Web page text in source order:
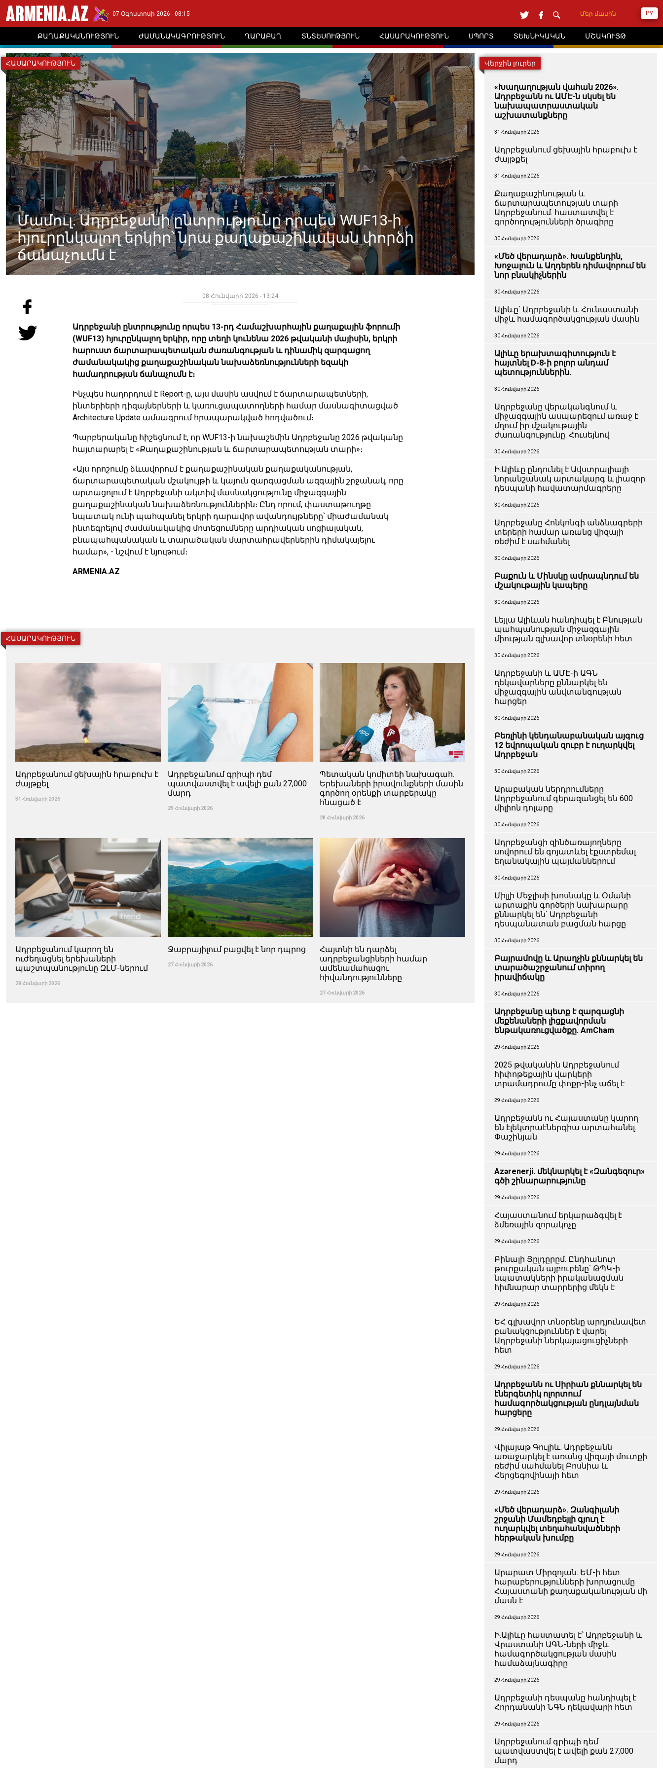
07 Օգոստոսի 2026 - 08:15 РУ
Մեր մասին
ՔԱՂԱՔԱԿԱՆՈՒԹՅՈՒՆ ԺԱՄԱՆԱԿԱԳՐՈՒԹՅՈՒՆ ՂԱՐԱԲԱՂ ՏՆՏԵՍՈՒԹՅՈՒՆ ՀԱՍԱՐԱԿՈՒԹՅՈՒՆ ՍՊՈՐՏ ՏԵԽՆԻԿԱԿԱՆ ՄՇԱԿՈՒՅԹ
Մամուլ. Ադրբեջանի ընտրությունը որպես WUF13-ի
հյուրընկալող երկիր՝ նրա քաղաքաշինական փորձի
ճանաչումն է
ՀԱՍԱՐԱԿՈՒԹՅՈՒՆ
08 Հունվարի 2026 - 13:24
Ադրբեջանի ընտրությունը որպես 13-րդ Համաշխարհային քաղաքային ֆորումի
(WUF13) հյուրընկալող երկիր, որը տեղի կունենա 2026 թվականի մայիսին, երկրի
հարուստ ճարտարապետական ժառանգության և դինամիկ զարգացող
ժամանակակից քաղաքաշինական նախաձեռնությունների եզակի
համադրության ճանաչումն է։
Ինչպես հաղորդում է Report-ը, այս մասին ասվում է ճարտարապետների,
ինտերիերի դիզայներների և կառուցապատողների համար մասնագիտացված
Architecture Update ամսագրում հրապարակված հոդվածում։
Պարբերականը հիշեցնում է, որ WUF13-ի նախաշեմին Ադրբեջանը 2026 թվականը
հայտարարել է «Քաղաքաշինության և ճարտարապետության տարի»։
«Այս որոշումը ձևավորում է քաղաքաշինական քաղաքականության,
ճարտարապետական մշակույթի և կայուն զարգացման ազգային շրջանակ, որը
արտացոլում է Ադրբեջանի ակտիվ մասնակցությունը միջազգային
քաղաքաշինական նախաձեռնություններին։ Ընդ որում, փաստաթուղթը
նպատակ ունի պահպանել երկրի դարավոր ավանդույթները՝ միաժամանակ
ինտեգրելով ժամանակակից մոտեցումները արդիական սոցիալական,
բնապահպանական և տարածական մարտահրավերներին դիմակայելու
համար», - նշվում է նյութում։
ARMENIA.AZ
ՀԱՍԱՐԱԿՈՒԹՅՈՒՆ
Ադրբեջանում ցեխային հրաբուխ է
ժայթքել
31 Հունվարի 2026
Ադրբեջանում գրիպի դեմ
պատվաստվել է ավելի քան 27,000
մարդ
29 Հունվարի 2026
Պետական ​​կոմիտեի նախագահ.
Երեխաների իրավունքների մասին
գործող օրենքի տարբերակը
հնացած է
28 Հունվարի 2026
Ադրբեջանում կարող են
ուժեղացնել երեխաների
պաշտպանությունը ԶԼՄ-ներում
28 Հունվարի 2026
Ջաբրայիլում բացվել է նոր դպրոց
27 Հունվարի 2026
Հայտնի են դարձել
ադրբեջանցիների համար
ամենամահացու
հիվանդությունները
27 Հունվարի 2026
Վերջին լուրեր
«Խաղաղության վահան 2026».
Ադրբեջանն ու ԱՄԷ-ն սկսել են
նախապատրաստական ​​
աշխատանքները
31 Հունվարի 2026
Ադրբեջանում ցեխային հրաբուխ է
ժայթքել
31 Հունվարի 2026
Քաղաքաշինության և
ճարտարապետության տարի
Ադրբեջանում. հաստատվել է
գործողությունների ծրագիրը
30 Հունվարի 2026
«Մեծ վերադարձ». Խանքենդին,
Խոջալուն և Աղդերեն դիմավորում են
նոր բնակիչներին
30 Հունվարի 2026
Ալիևը՝ Ադրբեջանի և Հունաստանի
միջև համագործակցության մասին
30 Հունվարի 2026
Ալիևը երախտագիտություն է
հայտնել D-8-ի բոլոր անդամ
պետություններին.
30 Հունվարի 2026
Ադրբեջանը վերականգնում և
միջազգային ասպարեզում առաջ է
մղում իր մշակութային
ժառանգությունը. Հուսեյնով
30 Հունվարի 2026
Ի.Ալիևը ընդունել է Ավստրալիայի
նորանշանակ արտակարգ և լիազոր
դեսպանի հավատարմագրերը
30 Հունվարի 2026
Ադրբեջանը Հոնկոնգի անձնագրերի
տերերի համար առանց վիզայի
ռեժիմ է սահմանել
30 Հունվարի 2026
Բաքուն և Մինսկը ամրապնդում են
մշակութային կապերը
30 Հունվարի 2026
Լեյլա Ալիևան հանդիպել է Բնության
պահպանության միջազգային
միության գլխավոր տնօրենի հետ
30 Հունվարի 2026
Ադրբեջանի և ԱՄԷ-ի ԱԳՆ
ղեկավարները քննարկել են
միջազգային անվտանգության
հարցեր
30 Հունվարի 2026
Բեռլինի կենդանաբանական այգուց
12 եվրոպական զուբր է ուղարկվել
Ադրբեջան
30 Հունվարի 2026
Արաբական ներդրումները
Ադրբեջանում գերազանցել են 600
միլիոն դոլարը
30 Հունվարի 2026
Ադրբեջանցի զինծառայողները
սովորում են գոյատևել էքստրեմալ
եղանակային պայմաններում
30 Հունվարի 2026
Միլլի Մեջլիսի խոսնակը և Օմանի
արտաքին գործերի նախարարը
քննարկել են՝ Ադրբեջանի
դեսպանատան բացման հարցը
30 Հունվարի 2026
Բայրամովը և Արաղչին քննարկել են
տարածաշրջանում տիրող
իրավիճակը
30 Հունվարի 2026
Ադրբեջանը պետք է զարգացնի
մեքենաների լիցքավորման
ենթակառուցվածքը. AmCham
29 Հունվարի 2026
2025 թվականին Ադրբեջանում
հիփոթեքային վարկերի
տրամադրումը փոքր-ինչ աճել է
29 Հունվարի 2026
Ադրբեջանն ու Հայաստանը կարող
են էլեկտրաէներգիա արտահանել.
Փաշինյան
29 Հունվարի 2026
Azərenerji. մեկնարկել է «Զանգեզուր»
գծի շինարարությունը
29 Հունվարի 2026
Հայաստանում երկարաձգվել է
ձմեռային զորակոչը
29 Հունվարի 2026
Բինալի Յըլդըրըմ. Ընդհանուր
թուրքական այբուբենը՝ ԹՊԿ-ի
նպատակների իրականացման
հիմնարար տարրերից մեկն է
29 Հունվարի 2026
ԵՀ գլխավոր տնօրենը արդյունավետ
բանակցություններ է վարել
Ադրբեջանի ներկայացուցիչների
հետ
29 Հունվարի 2026
Ադրբեջանն ու Սիրիան քննարկել են
էներգետիկ ոլորտում
համագործակցության ընդլայնման
հարցերը
29 Հունվարի 2026
Վիլայաթ Գուլիև. Ադրբեջանն
առաջարկել է առանց վիզայի մուտքի
ռեժիմ սահմանել Բոսնիա և
Հերցեգովինայի հետ
29 Հունվարի 2026
«Մեծ վերադարձ». Զանգիլանի
շրջանի Մամեդբեյլի գյուղ է
ուղարկվել տեղահանվածների
հերթական խումբը
29 Հունվարի 2026
Արարատ Միրզոյան. ԵՄ-ի հետ
հարաբերությունների խորացումը
Հայաստանի քաղաքականության մի
մասն է
29 Հունվարի 2026
Ի.Ալիևը հաստատել է՝ Ադրբեջանի և
Վրաստանի ԱԳՆ-ների միջև
համագործակցության մասին
համաձայնագիրը
29 Հունվարի 2026
Ադրբեջանի դեսպանը հանդիպել է
Հորդանանի ՆԳՆ ղեկավարի հետ
29 Հունվարի 2026
Ադրբեջանում գրիպի դեմ
պատվաստվել է ավելի քան 27,000
մարդ